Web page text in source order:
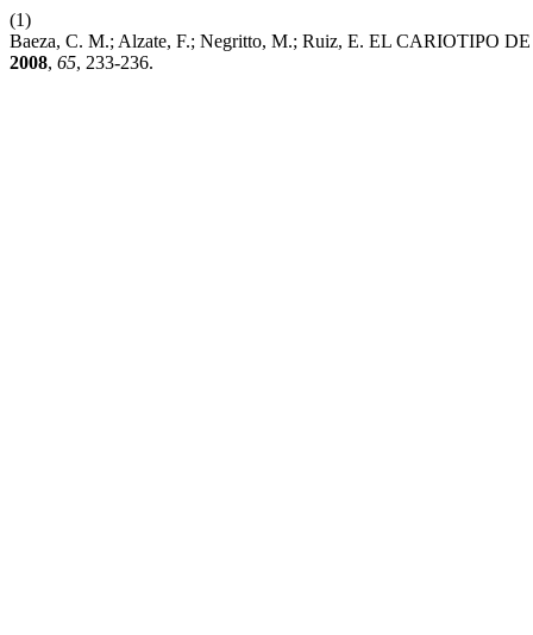
(1)
Baeza, C. M.; Alzate, F.; Negritto, M.; Ruiz, E. EL CARIOTIPO
2008, 65, 233-236.